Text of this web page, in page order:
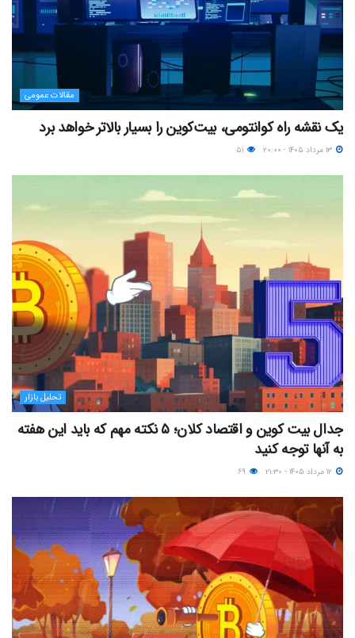
مقالات عمومی
یک نقشه راه کوانتومی، بیت‌کوین را بسیار بالاتر خواهد برد
تحلیل بازار
جدال بیت کوین و اقتصاد کلان؛ ۵ نکته مهم که باید این هفته
به آنها توجه کنید